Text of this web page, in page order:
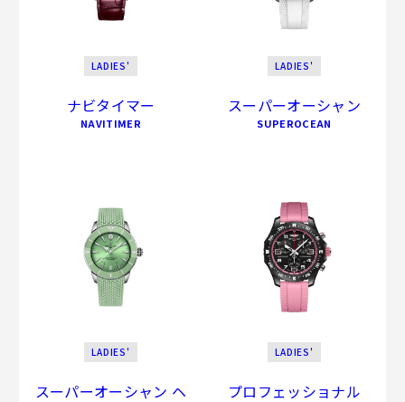
LADIES'
ナビタイマー
NAVITIMER
LADIES'
スーパーオーシャン
SUPEROCEAN
LADIES'
スーパーオーシャン ヘ
LADIES'
プロフェッショナル